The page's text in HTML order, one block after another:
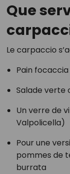
Que
Le carpaccio
Pain
Salade verte
Un verre de
Valpolicella)
Pour une
pommes de
burrata